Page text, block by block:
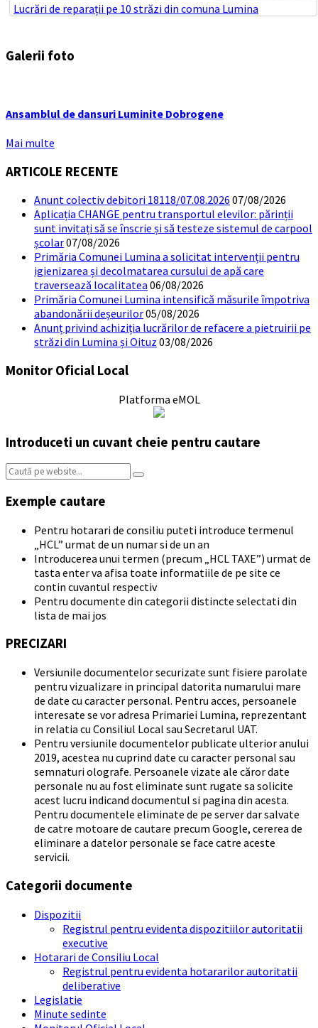
Lucrări de reparații pe 10 străzi din comuna Lumina
Galerii foto
Ansamblul de dansuri Luminite Dobrogene
Mai multe
ARTICOLE RECENTE
Anunt colectiv debitori 18118/07.08.2026 07/08/2026
Aplicația CHANGE pentru transportul elevilor: părinții
sunt invitați să se înscrie și să testeze sistemul de carpool
școlar07/08/2026
Primăria Comunei Lumina a solicitat intervenții pentru
igienizarea și decolmatarea cursului de apă care
traversează localitatea 06/08/2026
Primăria Comunei Lumina intensifică măsurile împotriva
abandonării deșeurilor05/08/2026
Anunț privind achiziția lucrărilor de refacere a pietruirii pe
străzi din Lumina și Oituz 03/08/2026
Monitor Oficial Local
Platforma eMOL
Introduceti un cuvant cheie pentru cautare
Search:
Exemple cautare
Pentru hotarari de consiliu puteti introduce termenul
„HCL” urmat de un numar si de un an
Introducerea unui termen (precum „HCL TAXE”) urmat de
tasta enter va afisa toate informatiile de pe site ce
contin cuvantul respectiv
Pentru documente din categorii distincte selectati din
lista de mai jos
PRECIZARI
Versiunile documentelor securizate sunt fisiere parolate
pentru vizualizare in principal datorita numarului mare
de date cu caracter personal. Pentru acces, persoanele
interesate se vor adresa Primariei Lumina, reprezentant
in relatia cu Consiliul Local sau Secretarul UAT.
Pentru versiunile documentelor publicate ulterior anului
2019, acestea nu cuprind date cu caracter personal sau
semnaturi olografe. Persoanele vizate ale căror date
personale nu au fost eliminate sunt rugate sa solicite
acest lucru indicand documentul si pagina din acesta.
Pentru documentele eliminate de pe server dar salvate
de catre motoare de cautare precum Google, cererea de
eliminare a datelor personale se face catre aceste
servicii.
Categorii documente
Dispozitii
Registrul pentru evidenta dispozitiilor autoritatii
executive
Hotarari de Consiliu Local
Registrul pentru evidenta hotararilor autoritatii
deliberative
Legislatie
Minute sedinte